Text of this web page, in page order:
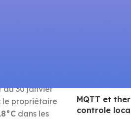
30 janvier
le propriétaire
dans les
MQTT et
controle